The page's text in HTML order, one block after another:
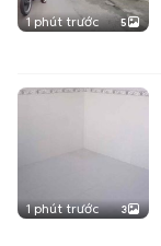
1 phút trước 5
1 phút trước 3